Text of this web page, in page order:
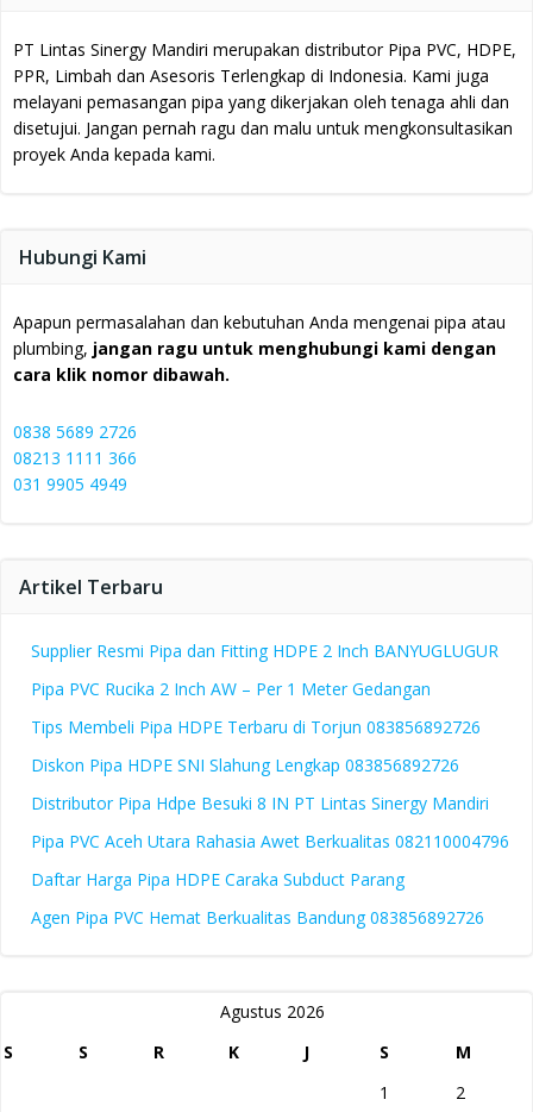
PT Lintas Sinergy Mandiri merupakan distributor Pipa PVC, HDPE,
PPR, Limbah dan Asesoris Terlengkap di Indonesia. Kami juga
melayani pemasangan pipa yang dikerjakan oleh tenaga ahli dan
disetujui. Jangan pernah ragu dan malu untuk mengkonsultasikan
proyek Anda kepada kami.
Hubungi Kami
Apapun permasalahan dan kebutuhan Anda mengenai pipa atau
plumbing, jangan ragu untuk menghubungi kami dengan
cara klik nomor dibawah.
0838 5689 2726
08213 1111 366
031 9905 4949
Artikel Terbaru
Supplier Resmi Pipa dan Fitting HDPE 2 Inch BANYUGLUGUR
Pipa PVC Rucika 2 Inch AW – Per 1 Meter Gedangan
Tips Membeli Pipa HDPE Terbaru di Torjun 083856892726
Diskon Pipa HDPE SNI Slahung Lengkap 083856892726
Distributor Pipa Hdpe Besuki 8 IN PT Lintas Sinergy Mandiri
Pipa PVC Aceh Utara Rahasia Awet Berkualitas 082110004796
Daftar Harga Pipa HDPE Caraka Subduct Parang
Agen Pipa PVC Hemat Berkualitas Bandung 083856892726
Agustus 2026
S
S R K J S
M
1
2